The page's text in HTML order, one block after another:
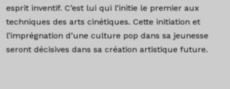
esprit inventif. C’est lui qui l’initie le premier aux
techniques des arts cinétiques. Cette initiation et
l’imprégnation d’une culture pop dans sa jeunesse
seront décisives dans sa création artistique future.